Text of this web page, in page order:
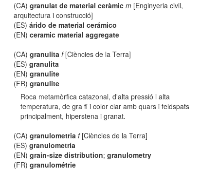
(CA)granulat de material ceràmic m [Enginyeria civil,
arquitectura i construcció]
(ES)árido de material cerámico
(EN)ceramic material aggregate
(CA)granulita f[Ciències de la Terra]
(ES)granulita
(EN)granulite
(FR)granulite
Roca metamòrfica catazonal, d'alta pressió i alta
temperatura, de gra fi i color clar amb quars i feldspats
principalment, hiperstena i granat.
(CA)granulometria f[Ciències de la Terra]
(ES)granulometría
(EN)grain-size distribution;granulometry
(FR)granulométrie